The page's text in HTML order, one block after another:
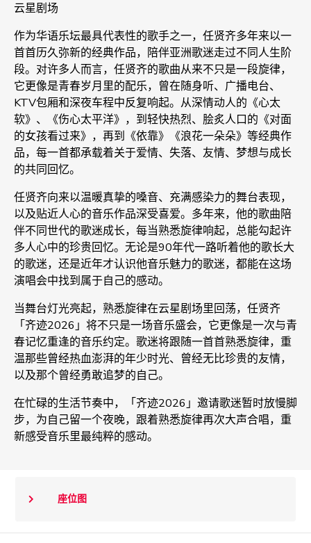
云星剧场
作为华语乐坛最具代表性的歌手之一，任贤齐多年来以一
首首历久弥新的经典作品，陪伴亚洲歌迷走过不同人生阶
段。对许多人而言，任贤齐的歌曲从来不只是一段旋律，
它更像是青春岁月里的配乐，曾在随身听、广播电台、
KTV包厢和深夜车程中反复响起。从深情动人的《心太
软》、《伤心太平洋》，到轻快热烈、脍炙人口的《对面
的女孩看过来》，再到《依靠》《浪花一朵朵》等经典作
品，每一首都承载着关于爱情、失落、友情、梦想与成长
的共同回忆。
任贤齐向来以温暖真挚的嗓音、充满感染力的舞台表现，
以及贴近人心的音乐作品深受喜爱。多年来，他的歌曲陪
伴不同世代的歌迷成长，每当熟悉旋律响起，总能勾起许
多人心中的珍贵回忆。无论是90年代一路听着他的歌长大
的歌迷，还是近年才认识他音乐魅力的歌迷，都能在这场
演唱会中找到属于自己的感动。
当舞台灯光亮起，熟悉旋律在云星剧场里回荡，任贤齐
「齐迹2026」将不只是一场音乐盛会，它更像是一次与青
春记忆重逢的音乐约定。歌迷将跟随一首首熟悉旋律，重
温那些曾经热血澎湃的年少时光、曾经无比珍贵的友情，
以及那个曾经勇敢追梦的自己。
在忙碌的生活节奏中，「齐迹2026」邀请歌迷暂时放慢脚
步，为自己留一个夜晚，跟着熟悉旋律再次大声合唱，重
新感受音乐里最纯粹的感动。
座位图